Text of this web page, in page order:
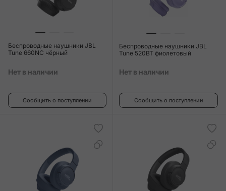
Беспроводные наушники JBL
Tune 660NC чёрный
Нет в наличии
Сообщить о поступлении
Беспроводные наушники JBL
Tune 520BT фиолетовый
Нет в наличии
Сообщить о поступлении